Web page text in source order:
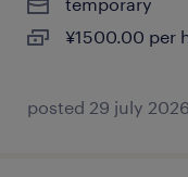
¥1500.00 per
posted 29 july 2026